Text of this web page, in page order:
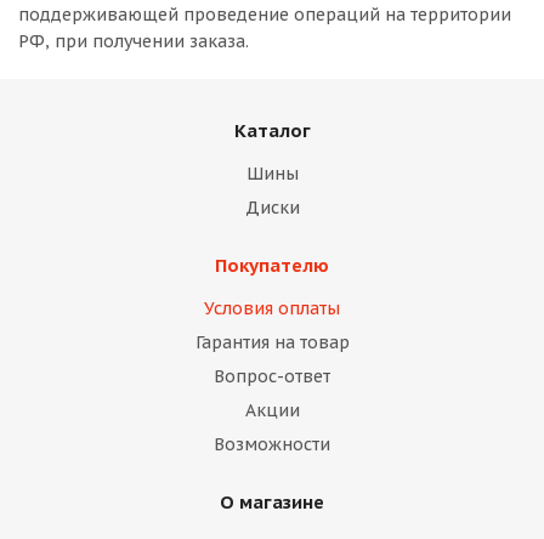
поддерживающей проведение операций на территории
РФ, при получении заказа.
Каталог
Шины
Диски
Покупателю
Условия оплаты
Гарантия на товар
Вопрос-ответ
Акции
Возможности
О магазине